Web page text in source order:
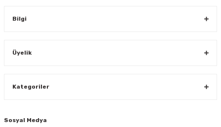
Bilgi
Üyelik
Kategoriler
Sosyal Medya